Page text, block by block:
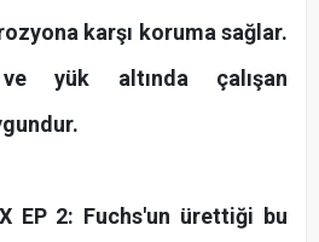
karşı koruma sağlar.
yük altında çalışan
EP 2: Fuchs'un ürettiği bu